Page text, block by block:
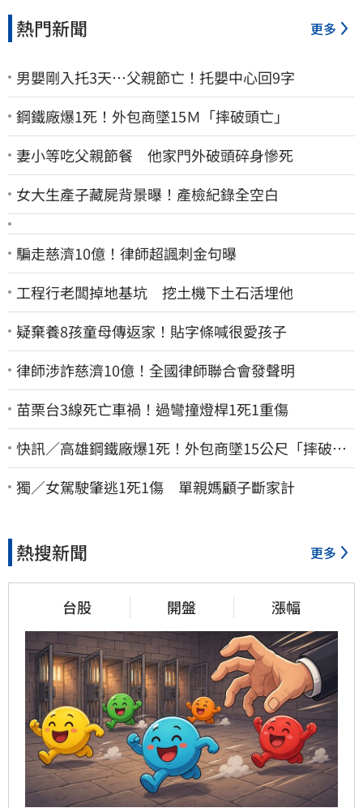
熱門新聞 更多
男嬰剛入托3天…父親節亡！托嬰中心回9字
鋼鐵廠爆1死！外包商墜15Ｍ「摔破頭亡」
妻小等吃父親節餐 他家門外破頭碎身慘死
女大生產子藏屍背景曝！產檢紀錄全空白
騙走慈濟10億！律師超諷刺金句曝
工程行老闆掉地基坑 挖土機下土石活埋他
疑棄養8孩童母傳返家！貼字條喊很愛孩子
律師涉詐慈濟10億！全國律師聯合會發聲明
苗栗台3線死亡車禍！過彎撞燈桿1死1重傷
快訊／高雄鋼鐵廠爆1死！外包商墜15公尺「摔破頭
亡」
獨／女駕駛肇逃1死1傷 單親媽顧子斷家計
熱搜新聞 更多
台股 開盤 漲幅